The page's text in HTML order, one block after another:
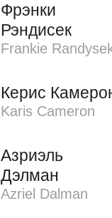
Фрэнки
Рэндисек
Frankie
Керис
Karis Cameron
Азриэль
Дэлман
Azriel Dalman